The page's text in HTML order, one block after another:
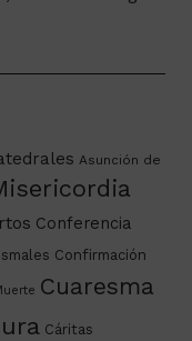
Asunción de
Conferencia
Confirmación
Cuaresma
Cáritas